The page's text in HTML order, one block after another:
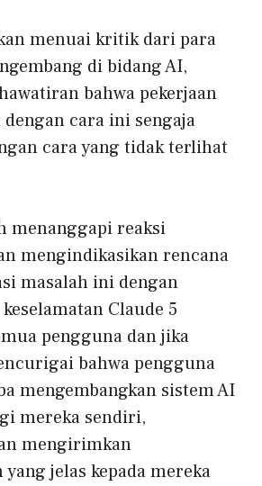
menuai kritik dari para
di bidang AI,
bahwa pekerjaan
cara ini sengaja
cara yang tidak terlihat
menanggapi reaksi
mengindikasikan rencana
masalah ini dengan
Claude 5
pengguna dan jika
bahwa pengguna
mengembangkan sistem AI
mereka sendiri,
mengirimkan
jelas kepada mereka